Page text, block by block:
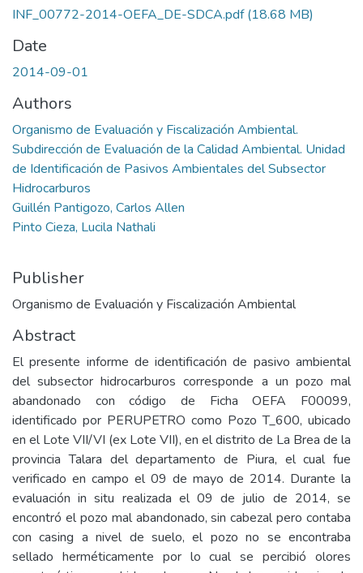
INF_00772-2014-OEFA_DE-SDCA.pdf(18.68 MB)
Date
2014-09-01
Authors
Organismo de Evaluación y Fiscalización Ambiental.
Subdirección de Evaluación de la Calidad Ambiental. Unidad
de Identificación de Pasivos Ambientales del Subsector
Hidrocarburos
Guillén Pantigozo, Carlos Allen
Pinto Cieza, Lucila Nathali
Publisher
Organismo de Evaluación y Fiscalización Ambiental
Abstract
El presente informe de identificación de pasivo ambiental
del subsector hidrocarburos corresponde a un pozo mal
abandonado con código de Ficha OEFA F00099,
identificado por PERUPETRO como Pozo T_600, ubicado
en el Lote VII/VI (ex Lote VII), en el distrito de La Brea de la
provincia Talara del departamento de Piura, el cual fue
verificado en campo el 09 de mayo de 2014. Durante la
evaluación in situ realizada el 09 de julio de 2014, se
encontró el pozo mal abandonado, sin cabezal pero contaba
con casing a nivel de suelo, el pozo no se encontraba
sellado herméticamente por lo cual se percibió olores